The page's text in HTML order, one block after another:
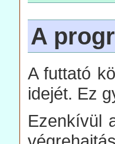
A
A futtató
idejét. Ez
Ezenkívül